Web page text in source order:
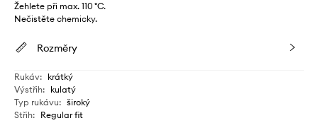
Žehlete při max. 110 °C.
Nečistěte chemicky.
Rozměry
Rukáv: krátký
Výstřih: kulatý
Typ rukávu: široký
Střih: Regular fit